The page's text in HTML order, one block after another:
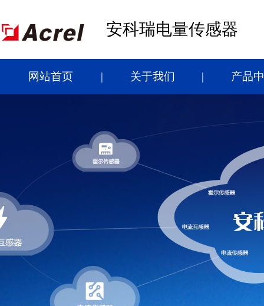
安科瑞电量传感器
网站首页 关于我们 产品